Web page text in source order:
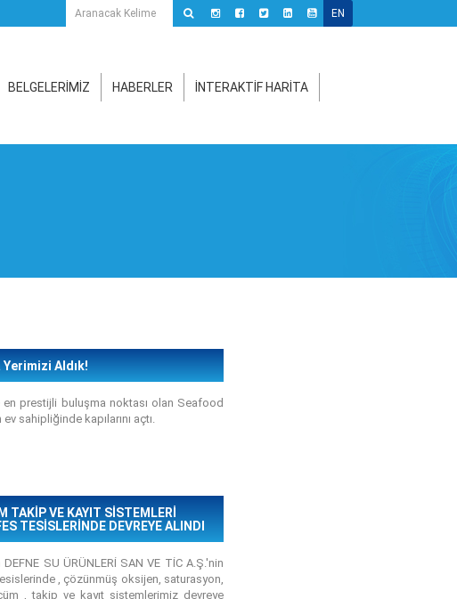
EN
BELGELERİMİZ HABERLER İNTERAKTİF HARİTA
Aldık!
en prestijli buluşma noktası olan Seafood
sahipliğinde kapılarını açtı.
TAKİP VE KAYIT SİSTEMLERİ
TESİSLERİNDE DEVREYE ALINDI
SU ÜRÜNLERİ SAN VE TİC A.Ş.'nin
, çözünmüş oksijen, saturasyon,
, takip ve kayıt sistemlerimiz devreye